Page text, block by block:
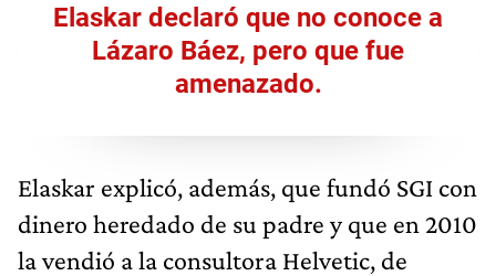
Elaskar declaró que no conoce a
Lázaro Báez, pero que fue
amenazado.
Elaskar explicó, además, que fundó SGI con
dinero heredado de su padre y que en 2010
la vendió a la consultora Helvetic, de